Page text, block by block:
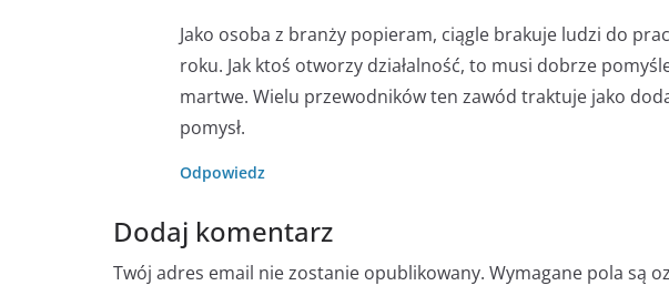
Jako osoba z branży popieram, ciągle brakuje ludzi do
roku. Jak ktoś otworzy działalność, to musi dobrze
martwe. Wielu przewodników ten zawód traktuje jako
pomysł.
Odpowiedz
Dodaj komentarz
Twój adres email nie zostanie opublikowany. Wymagane pola są